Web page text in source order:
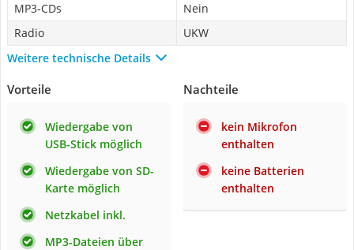
MP3-CDs
Nein
Radio
UKW
Weitere technische Details
Vorteile
Wiedergabe von
USB-Stick möglich
Wiedergabe von SD-
Karte möglich
Netzkabel inkl.
MP3-Dateien über
Nachteile
kein Mikrofon
enthalten
keine Batterien
enthalten